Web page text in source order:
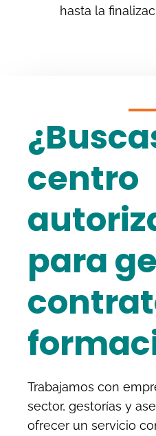
hasta la
centro
para
Trabajamos con
sector, gestorías y
ofrecer un servicio